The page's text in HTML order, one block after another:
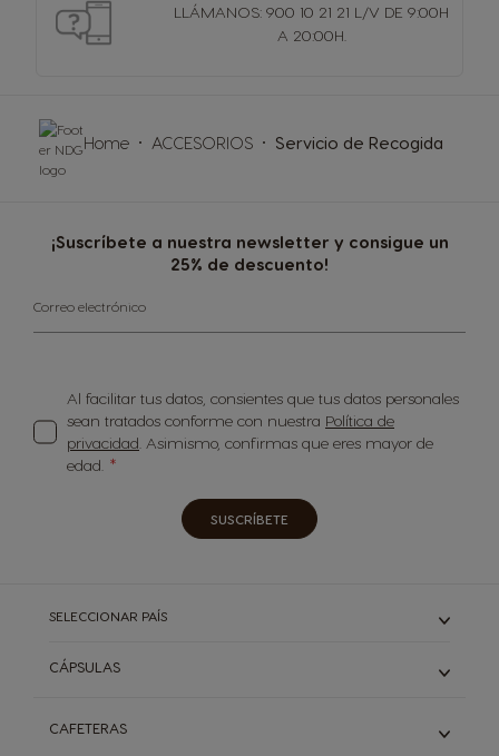
LLÁMANOS: 900 10 21 21 L/V DE 9:00H
A 20:00H.
¡Suscríbete a nuestra newsletter y consigue un
25% de descuento!
Correo electrónico
Al facilitar tus datos, consientes que tus datos personales
sean tratados conforme con nuestra Política de
privacidad . Asimismo, confirmas que eres mayor de
edad.
SUSCRÍBETE
Home ACCESORIOS Servicio de Recogida
SELECCIONAR PAÍS
CÁPSULAS
LARGO
CAFETERAS